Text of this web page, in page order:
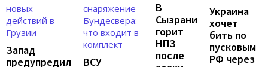
Запад
предупредил
ВСУ
В
Сызрани
горит
НПЗ
после
Украина
хочет
бить по
пусковым
РФ через